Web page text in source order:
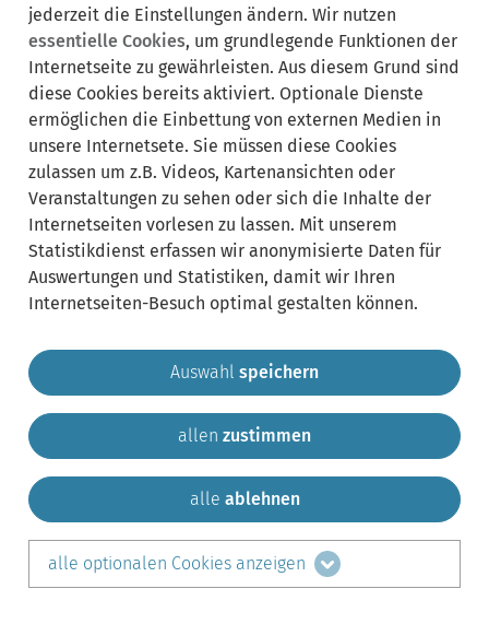
Gemeinde Krailling Impressum
Sitemap
Kontakt
teilen auf:
LinkedIn
jederzeit die Einstellungen ändern. Wir nutzen
essentielle Cookies, um grundlegende Funktionen der
Internetseite zu gewährleisten. Aus diesem Grund sind
diese Cookies bereits aktiviert. Optionale Dienste
ermöglichen die Einbettung von externen Medien in
unsere Internetsete. Sie müssen diese Cookies
zulassen um z.B. Videos, Kartenansichten oder
Veranstaltungen zu sehen oder sich die Inhalte der
Internetseiten vorlesen zu lassen. Mit unserem
Statistikdienst erfassen wir anonymisierte Daten für
Auswertungen und Statistiken, damit wir Ihren
Internetseiten-Besuch optimal gestalten können.
Auswahl speichern
allen zustimmen
alle ablehnen
alle optionalen Cookies anzeigen